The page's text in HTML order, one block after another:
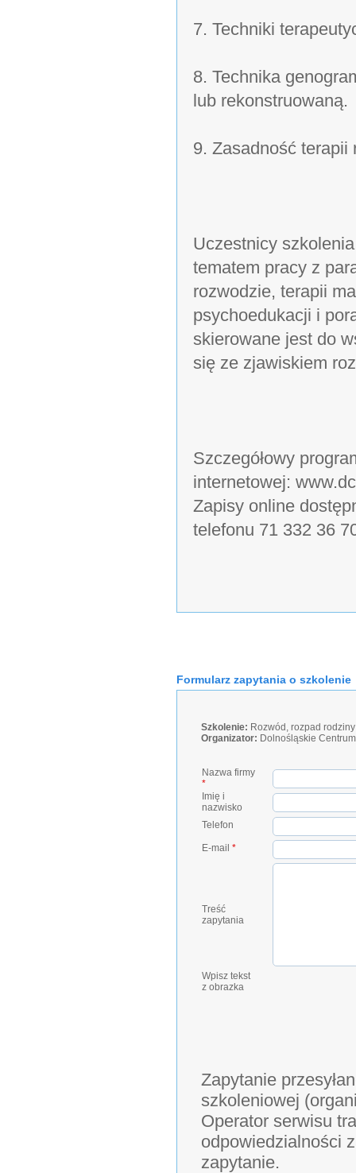
7. Techniki
8. Technika
lub rekonstruowaną.
9. Zasadność
Uczestnicy
tematem pracy z
rozwodzie, terapii
psychoedukacji i
skierowane jest do
się ze zjawiskiem
Szczegółowy
internetowej:
Zapisy online
telefonu 71 332 36
Formularz zapytania o szkolenie
Szkolenie: Rozwód, rozpad
Organizator: Dolnośląskie
Nazwa firmy
*
Imię i
nazwisko
Telefon
E-mail *
Treść
zapytania
Wpisz tekst
z obrazka
Zapytanie
szkoleniowej
Operator serwisu
odpowiedzialności
zapytanie.